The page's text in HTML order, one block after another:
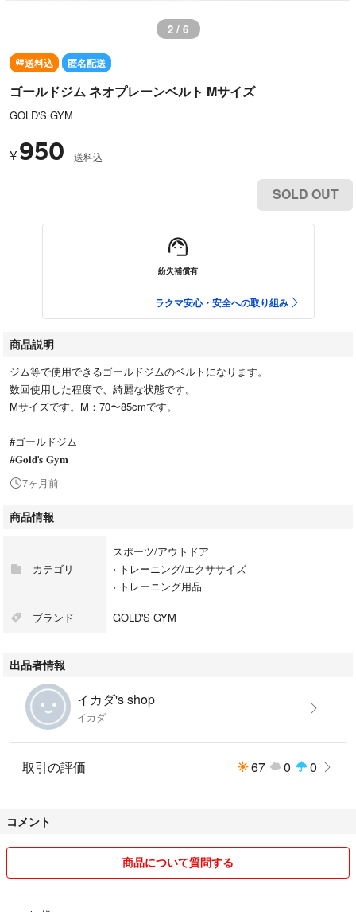
2 / 6
送料込 匿名配送
ゴールドジム ネオプレーンベルト Mサイズ
GOLD'S GYM
¥ 950 送料込
SOLD OUT
紛失補償有
ラクマ安心・安全への取り組み
商品説明
ジム等で使用できるゴールドジムのベルトになります。
数回使用した程度で、綺麗な状態です。
Mサイズです。M：70〜85cmです。
#ゴールドジム
#𝐆𝐨𝐥𝐝'𝐬 𝐆𝐲𝐦
7ヶ月前
商品情報
カテゴリ
スポーツ/アウトドア
› トレーニング/エクササイズ
› トレーニング用品
ブランド GOLD'S GYM
出品者情報
イカダ's shop
イカダ
取引の評価 67 0 0
コメント
商品について質問する